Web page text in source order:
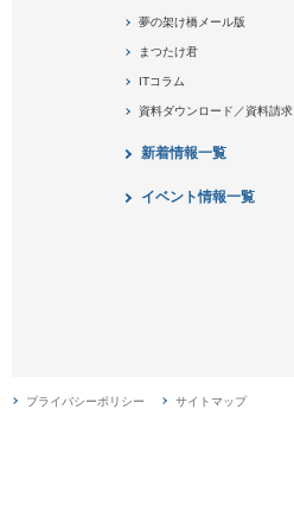
夢の架け橋メール版
まつたけ君
ITコラム
資料ダウンロード／資料請求
新着情報一覧
イベント情報一覧
プライバシーポリシー サイトマップ